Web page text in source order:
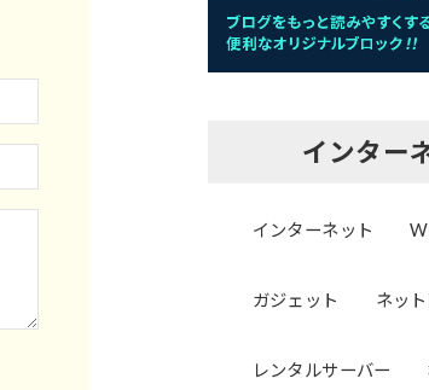
インター
インターネット
ガジェット ネッ
レンタルサーバー